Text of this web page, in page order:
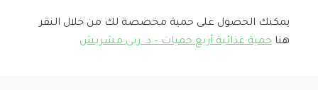
يمكنك الحصول على حمية مخصصة لك من خلال النقر
هنا حمية غذائية أربع حميات – د. ربى مشربش